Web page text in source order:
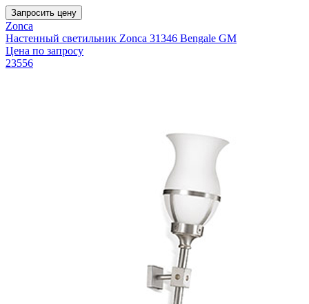
Запросить цену
Zonca
Настенный светильник Zonca 31346 Bengale GM
Цена по запросу
23556